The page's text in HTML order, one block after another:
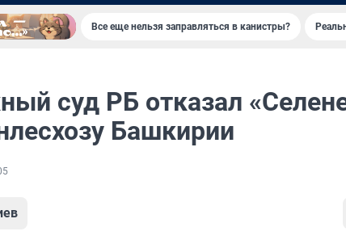
Все еще нельзя заправляться в канистры?
суд РБ отказал
Башкирии